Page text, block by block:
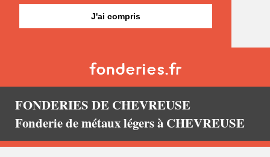
J'ai compris
FONDERIES DE CHEVREUSE
Fonderie de métaux légers à CHEVREUSE